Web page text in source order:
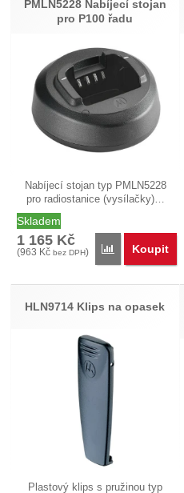
PMLN5228 Nabíjecí stojan
pro P100 řadu
Nabíjecí stojan typ PMLN5228
pro radiostanice (vysílačky)…
Skladem
1 165 Kč
(963 Kč bez DPH) PřidatKoupit
HLN9714 Klips na opasek
Plastový klips s pružinou typ